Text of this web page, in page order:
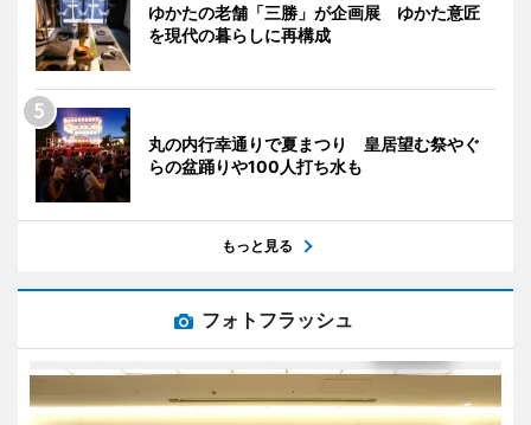
ゆかたの老舗「三勝」が企画展 ゆかた意匠
を現代の暮らしに再構成
丸の内行幸通りで夏まつり 皇居望む祭やぐ
らの盆踊りや100人打ち水も
もっと見る
フォトフラッシュ